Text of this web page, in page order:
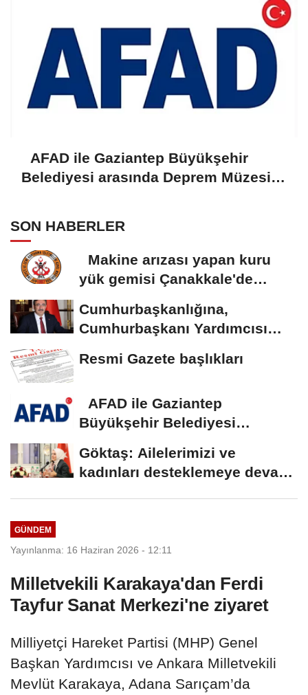
AFAD ile Gaziantep Büyükşehir
Belediyesi arasında Deprem Müzesi
SON HABERLER
Makine arızası yapan kuru
yük gemisi Çanakkale'de
Cumhurbaşkanlığına,
Cumhurbaşkanı Yardımcısı
Resmi Gazete başlıkları
AFAD ile Gaziantep
Büyükşehir Belediyesi
Göktaş: Ailelerimizi ve
kadınları desteklemeye devam
GÜNDEM
Yayınlanma: 16 Haziran 2026 - 12:11
Milletvekili Karakaya'dan Ferdi
Tayfur Sanat Merkezi'ne ziyaret
Milliyetçi Hareket Partisi (MHP) Genel
Başkan Yardımcısı ve Ankara Milletvekili
Mevlüt Karakaya, Adana Sarıçam’da